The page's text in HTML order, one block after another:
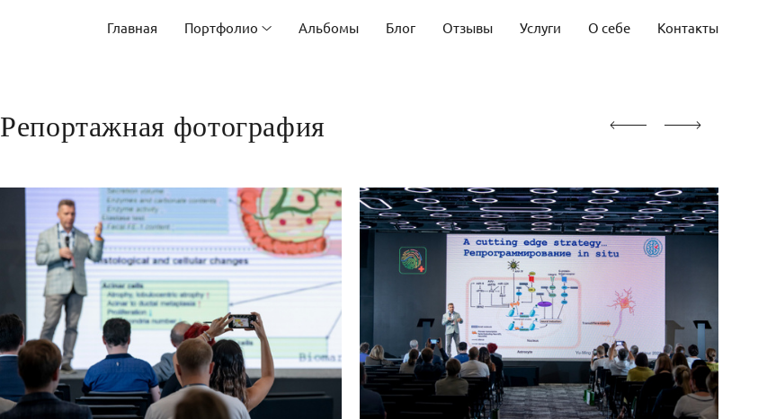
Главная Портфолио Альбомы Блог Отзывы Услуги О себе Контакты
Репортажная фотография